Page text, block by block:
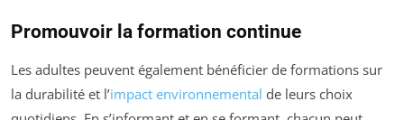
Promouvoir la formation continue
Les adultes peuvent également bénéficier de formations sur
la durabilité et l’impact environnemental de leurs choix